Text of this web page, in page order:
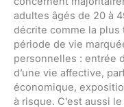
adultes âgés de 20 à
décrite comme la plus
période de vie
personnelles : entrée
d’une vie affective,
économique,
à risque. C’est aussi